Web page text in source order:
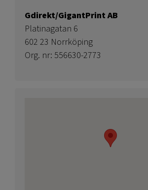
Gdirekt/GigantPrint AB
Platinagatan 6
602 23 Norrköping
Org. nr: 556630-2773